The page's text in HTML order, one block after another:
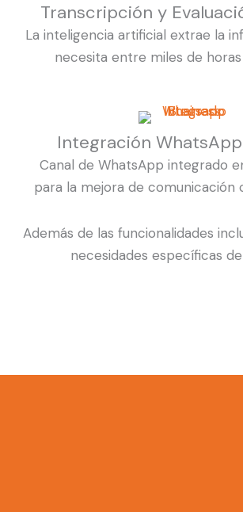
Transcripción y
La inteligencia artificial extrae la
necesita entre miles de horas
Integración
Canal de WhatsApp integrado
para la mejora de comunicación
Además de las funcionalidades
necesidades específicas